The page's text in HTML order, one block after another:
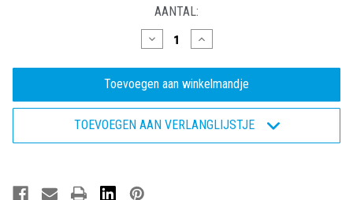
AANTAL:
Hoeveelheid
verlagen
Enduro
ACT113
W
-
Hoeveelheid
verhogen
Bata
Enduro
ACT113
W
-
TOEVOEGEN AAN VERLANGLIJSTJE